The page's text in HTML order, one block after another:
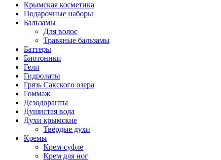
Крымская косметика
Подарочные наборы
Бальзамы
Для волос
Травяные бальзамы
Баттеры
Биотоники
Гели
Гидролаты
Грязь Сакского озера
Гоммаж
Дезодоранты
Душистая вода
Духи крымские
Твёрдые духи
Кремы
Крем-суфле
Крем для ног